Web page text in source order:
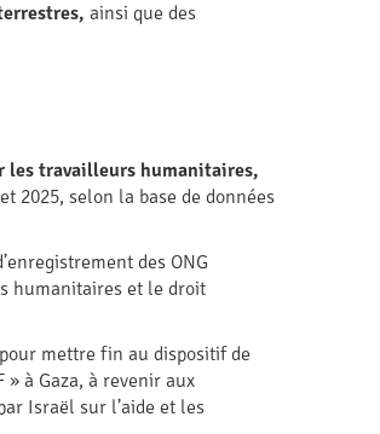
ainsi que des
les travailleurs humanitaires,
2025, selon la base de données
des ONG
humanitaires et le droit
mettre fin au dispositif de
à Gaza, à revenir aux
Israël sur l’aide et les